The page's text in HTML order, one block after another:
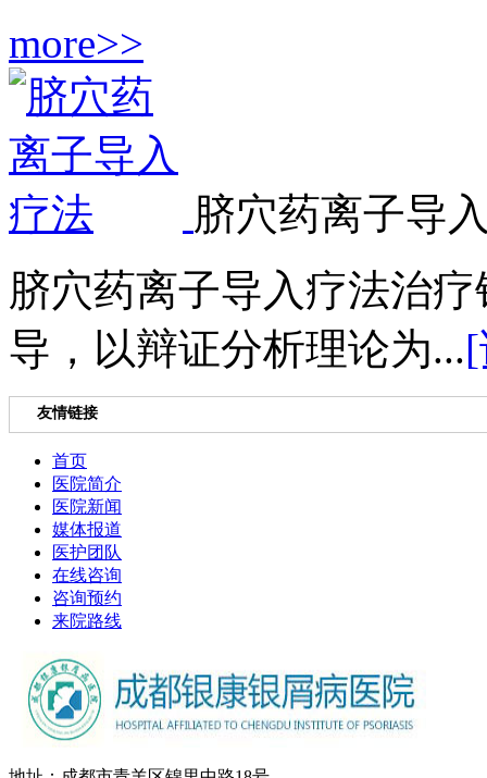
more>>
脐穴药离子导
脐穴药离子导入疗法治
导，以辩证分析理论为...
友情链接
首页
医院简介
医院新闻
媒体报道
医护团队
在线咨询
咨询预约
来院路线